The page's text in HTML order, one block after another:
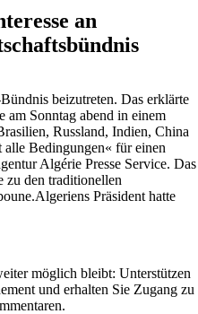
an
beizutreten. Das erklärte
am Sonntag abend in einem
Russland, Indien, China
Bedingungen« für einen
Algérie Presse Service. Das
zu den traditionellen
Präsident hatte
möglich bleibt: Unterstützen
und erhalten Sie Zugang zu